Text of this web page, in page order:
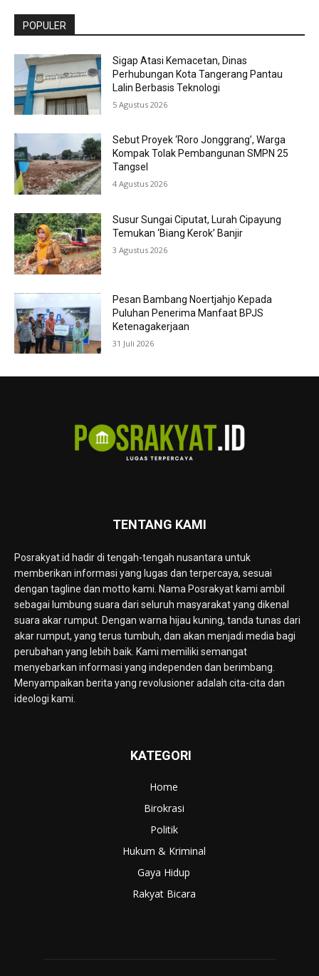
POPULER
Sigap Atasi Kemacetan, Dinas
Perhubungan Kota Tangerang Pantau
Lalin Berbasis Teknologi
5 Agustus 2026
Sebut Proyek ‘Roro Jonggrang’, Warga
Kompak Tolak Pembangunan SMPN 25
Tangsel
4 Agustus 2026
Susur Sungai Ciputat, Lurah Cipayung
Temukan ‘Biang Kerok’ Banjir
3 Agustus 2026
Pesan Bambang Noertjahjo Kepada
Puluhan Penerima Manfaat BPJS
Ketenagakerjaan
31 Juli 2026
TENTANG KAMI
Posrakyat.id hadir di tengah-tengah nusantara untuk
memberikan informasi yang lugas dan terpercaya, sesuai
dengan tagline dan motto kami. Nama Posrakyat kami ambil
sebagai lumbung suara dari seluruh masyarakat yang dikenal
suara akar rumput. Dengan warna hijau kuning, tanda tunas dari
akar rumput, yang terus tumbuh, dan akan menjadi media bagi
perubahan yang lebih baik. Kami memiliki semangat
menyebarkan informasi yang independen dan berimbang.
Menyampaikan berita yang revolusioner adalah cita-cita dan
ideologi kami.
KATEGORI
Home
Birokrasi
Politik
Hukum & Kriminal
Gaya Hidup
Rakyat Bicara